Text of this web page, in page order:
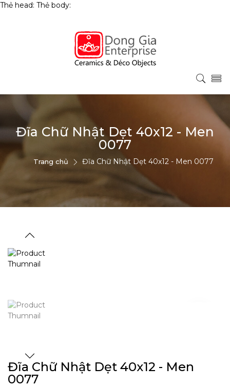
Thẻ head: Thẻ body:
Đĩa Chữ Nhật Dẹt 40x12 - Men
0077
Trang chủ Đĩa Chữ Nhật Dẹt 40x12 - Men 0077
Đĩa Chữ Nhật Dẹt 40x12 - Men
0077